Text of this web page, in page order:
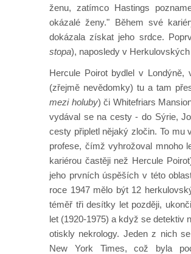
ženu, zatímco Hastings
okázalé ženy." Během své
dokázala získat jeho srdce.
stopa), naposledy v
Hercule Poirot bydlel v Londýně,
(zřejmě nevědomky) tu a tam
mezi holuby) či Whitefriars
vydával se na cesty - do Sýrie,
cesty připletl nějaký zločin. To mu
profese, čímž vyhrožoval mnoho
kariérou častěji než Hercule
jeho prvních úspěších v této
roce 1947 mělo být 12
téměř tři desítky let později,
let (1920-1975) a když se detektiv
otiskly nekrology. Jeden z nich
New York Times, což byla